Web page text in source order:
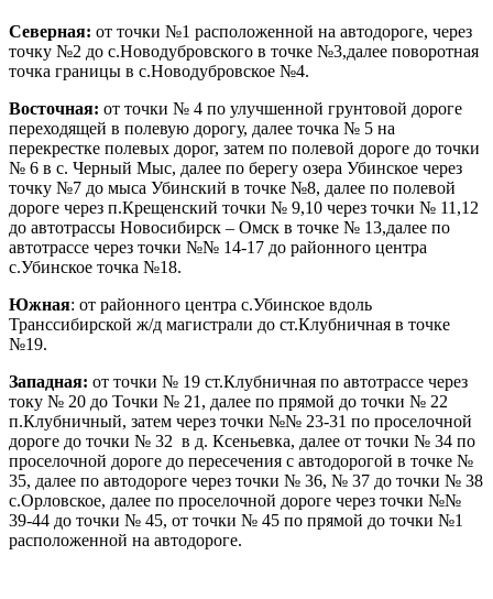
Северная: от точки №1 расположенной на автодороге, через
точку №2 до с.Новодубровского в точке №3,далее поворотная
точка границы в с.Новодубровское №4.
Восточная: от точки № 4 по улучшенной грунтовой дороге
переходящей в полевую дорогу, далее точка № 5 на
перекрестке полевых дорог, затем по полевой дороге до точки
№ 6 в с. Черный Мыс, далее по берегу озера Убинское через
точку №7 до мыса Убинский в точке №8, далее по полевой
дороге через п.Крещенский точки № 9,10 через точки № 11,12
до автотрассы Новосибирск – Омск в точке № 13,далее по
автотрассе через точки №№ 14-17 до районного центра
с.Убинское точка №18.
Южная: от районного центра с.Убинское вдоль
Транссибирской ж/д магистрали до ст.Клубничная в точке
№19.
Западная: от точки № 19 ст.Клубничная по автотрассе через
току № 20 до Точки № 21, далее по прямой до точки № 22
п.Клубничный, затем через точки №№ 23-31 по проселочной
дороге до точки № 32 в д. Ксеньевка, далее от точки № 34 по
проселочной дороге до пересечения с автодорогой в точке №
35, далее по автодороге через точки № 36, № 37 до точки № 38
с.Орловское, далее по проселочной дороге через точки №№
39-44 до точки № 45, от точки № 45 по прямой до точки №1
расположенной на автодороге.